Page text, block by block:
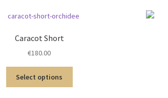
Caracot Short
€180.00
Select options